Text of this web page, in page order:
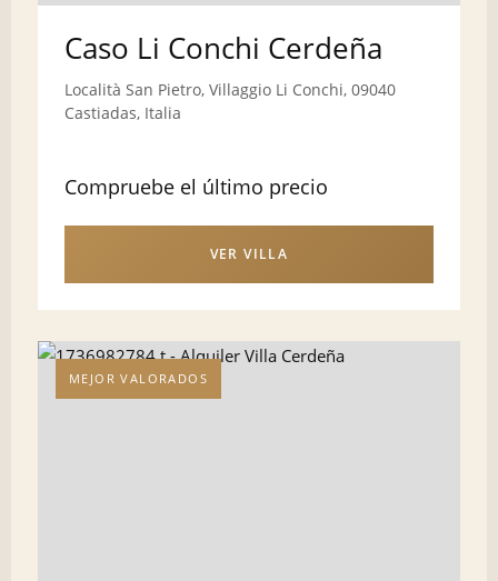
Caso Li Conchi Cerdeña
Località San Pietro, Villaggio Li Conchi, 09040
Castiadas, Italia
Compruebe el último precio
VER VILLA
MEJOR VALORADOS